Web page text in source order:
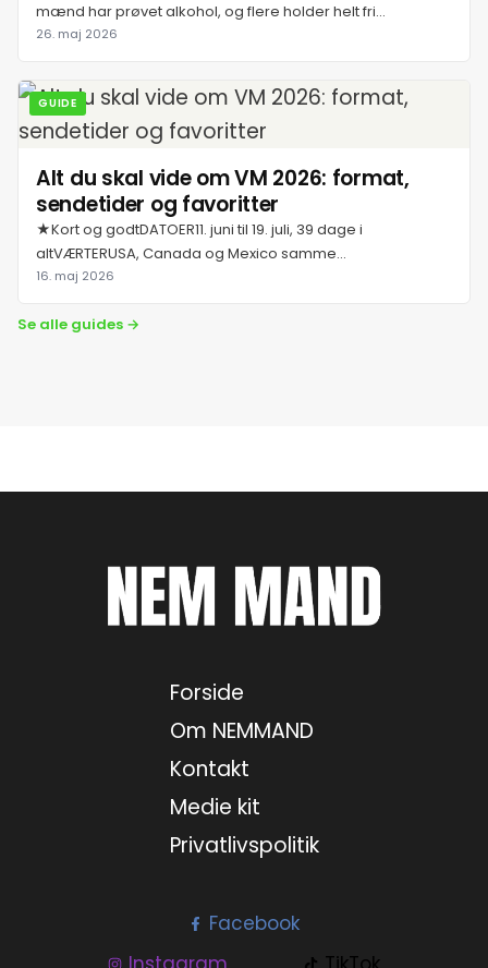
21. juli 2026
22. juli 2026
23. juli 2026
24. juli 2026
25. juli 2026
26. juli 2026
30. juli 2026
1. august 2026
2. august 2026
3. august 2026
mænd har prøvet alkohol, og flere holder helt fri...
26. maj 2026
GUIDE
Alt du skal vide om VM 2026: format,
sendetider og favoritter
★Kort og godtDATOER11. juni til 19. juli, 39 dage i
altVÆRTERUSA, Canada og Mexico samme...
16. maj 2026
Se alle guides →
Forside
Om NEMMAND
Kontakt
Medie kit
Privatlivspolitik
Facebook